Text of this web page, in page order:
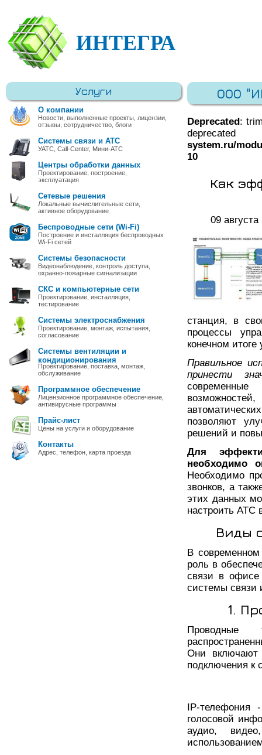
ИНТЕГРА
Услуги
О компании
Новости, выполненные проекты, лицензии,
отзывы, сотрудничество, блоги
Системы связи и АТС
УАТС, Call-Center, Мини-АТС
Центры обработки данных
Проектирование, построение,
эксплуатация
Сетевые решения
Локальные вычислительные сети,
активное оборудование
Беспроводные сети (Wi-Fi)
Построение и инсталляция беспроводных
Wi-Fi сетей
Системы безопасности
Видеонаблюдение, контроль доступа,
охранно-пожарные сигнализации
СКС и компьютерные сети
Проектирование, инсталляция,
тестирование
Системы электроснабжения
Проектирование, монтаж, испытания,
согласование
Системы вентиляции и
кондиционирования
Проектирование, поставка, монтаж,
обслуживание
Программное обеспечение
Лицензионное программное обеспечение,
антивирусные программы
Прайс-лист
Цены на услуги и оборудование
Контакты
Адрес, телефон, карта проезда
ООО
Deprecated:
system.ru/
10
Как
09 августа
станция, в
процессы
конечном
Правильное
принести
позволяют
решений и
Для
необходимо
Необходимо
звонков, а
этих данных
настроить АТС
Виды
В
роль в
связи в офисе
системы связи
1.
Проводные
Они включают
подключения к
IP-телефония
голосовой
аудио,